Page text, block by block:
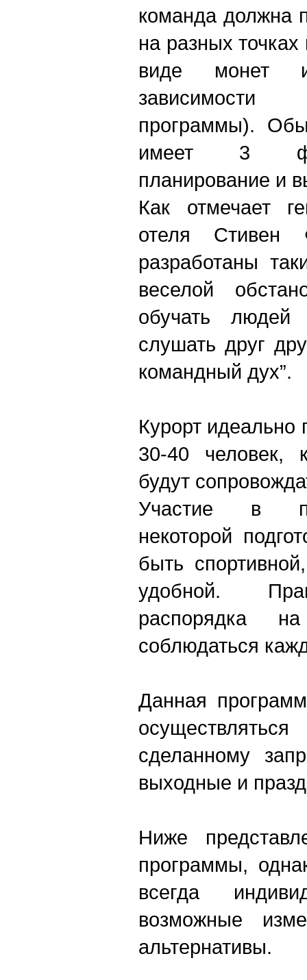
команда должна
на разных точках
виде монет
программы).
имеет 3
планирование и
Как отмечает
отеля Стивен
разработаны
веселой
обучать людей
слушать друг
командный дух”.
Курорт идеально
30-40 человек,
будут
Участие в
некоторой
быть
удобной.
распорядка
соблюдаться
Данная
сделанному
выходные и
Ниже
программы,
всегда
возможные
альтернативы.